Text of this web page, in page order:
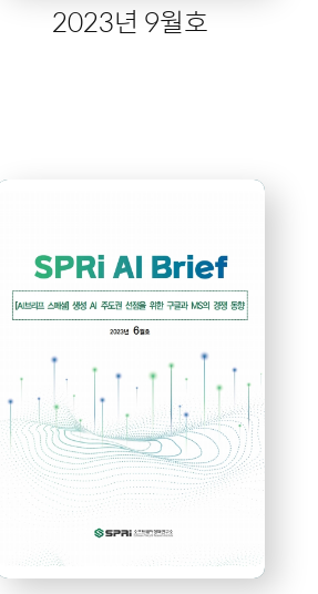
2023년 9월호